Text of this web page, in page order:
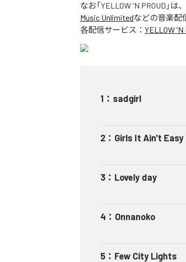
なお「YELLOW 'N PROUD 」は、
Music Unlimitedなどの音楽配
各配信サービス： YELLOW 'N
1 ： sadgirl
2 ： Girls It Ain't Easy
3 ： Lovely day
4 ： Onnanoko
5 ： Few City Lights